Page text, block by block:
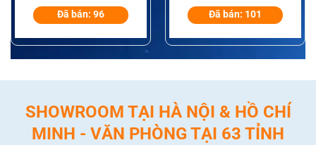
AS310, AS320 Và
DS300
Đã bán: 96 Đã bán: 101
SHOWROOM TẠI HÀ NỘI & HỒ CHÍ
MINH - VĂN PHÒNG TẠI 63 TỈNH